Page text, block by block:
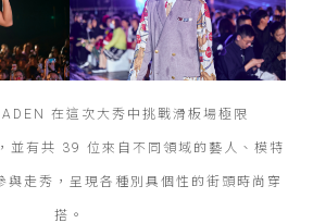
在這次大秀中挑戰滑板場極限
並有共 39 位來自不同領域的藝人、模特
與走秀，呈現各種別具個性的街頭時尚穿
搭。